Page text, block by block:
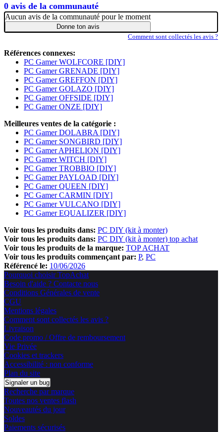
0 avis de la communauté
Aucun avis de la communauté pour le moment
Donne ton avis
Comment sont collectés les avis ?
Références connexes:
PC Gamer WOLFCORE [DIY]
PC Gamer GRENADE [DIY]
PC Gamer GREFFON [DIY]
PC Gamer GOLAZO [DIY]
PC Gamer OFFSIDE [DIY]
PC Gamer ONZE [DIY]
Meilleures ventes de la catégorie :
PC Gamer DOLABRA [DIY]
PC Gamer SONGBIRD [DIY]
PC Gamer APHELION [DIY]
PC Gamer WITCH [DIY]
PC Gamer TROBBIO [DIY]
PC Gamer PAYLOAD [DIY]
PC Gamer QUEEN [DIY]
PC Gamer CARMIN [DIY]
PC Gamer VULCANO [DIY]
PC Gamer EQUALIZER [DIY]
Voir tous les produits dans: PC DIY (kit à monter)
Voir tous les produits dans: PC DIY (kit à monter) top achat
Voir tous les produits de la marque: TOP ACHAT
Voir tous les produits commençant par: P PC
Référencé le: 10/06/2026
Pourquoi choisir TopAchat
Besoin d'aide ? Contacte nous
Conditions Générales de vente
CGU
Mentions légales
Comment sont collectés les avis ?
Livraison
Code promo / Offre de remboursement
Vie Privée
Cookies et trackers
Accessibilité : non conforme
Plan du site
Signaler un bug
Recherche par marque
Toutes nos ventes flash
Nouveautés du jour
Soldes
Paiements sécurisés